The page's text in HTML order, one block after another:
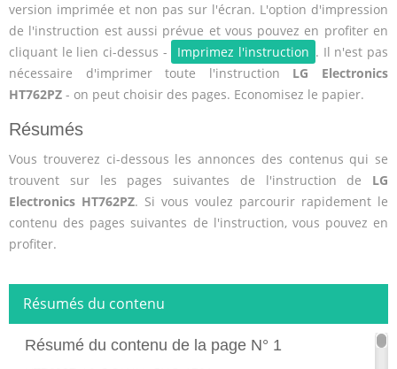
version imprimée et non pas sur l'écran. L'option d'impression
de l'instruction est aussi prévue et vous pouvez en profiter en
cliquant le lien ci-dessus -
Imprimez l'instruction . Il n'est pas
nécessaire d'imprimer toute l'instruction LG Electronics
HT762PZ - on peut choisir des pages. Economisez le papier.
Résumés
Vous trouverez ci-dessous les annonces des contenus qui se
trouvent sur les pages suivantes de l'instruction de LG
Electronics HT762PZ. Si vous voulez parcourir rapidement le
contenu des pages suivantes de l'instruction, vous pouvez en
profiter.
Résumés du contenu
Résumé du contenu de la page N° 1